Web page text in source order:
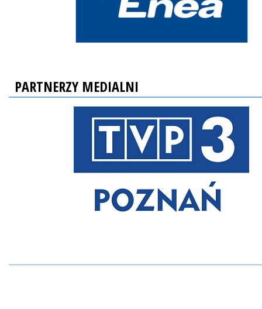
PARTNERZY MEDIALNI